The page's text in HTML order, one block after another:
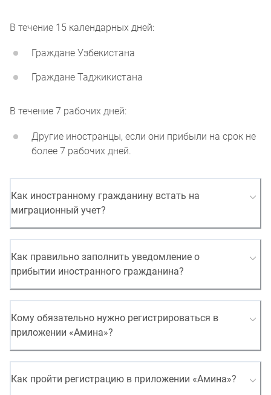
В течение 15 календарных дней:
Граждане Узбекистана
Граждане Таджикистана
В течение 7 рабочих дней:
Другие иностранцы, если они прибыли на срок не
более 7 рабочих дней.
Как иностранному гражданину встать на
миграционный учет?
Как правильно заполнить уведомление о
прибытии иностранного гражданина?
Кому обязательно нужно регистрироваться в
приложении «Амина»?
Как пройти регистрацию в приложении «Амина»?